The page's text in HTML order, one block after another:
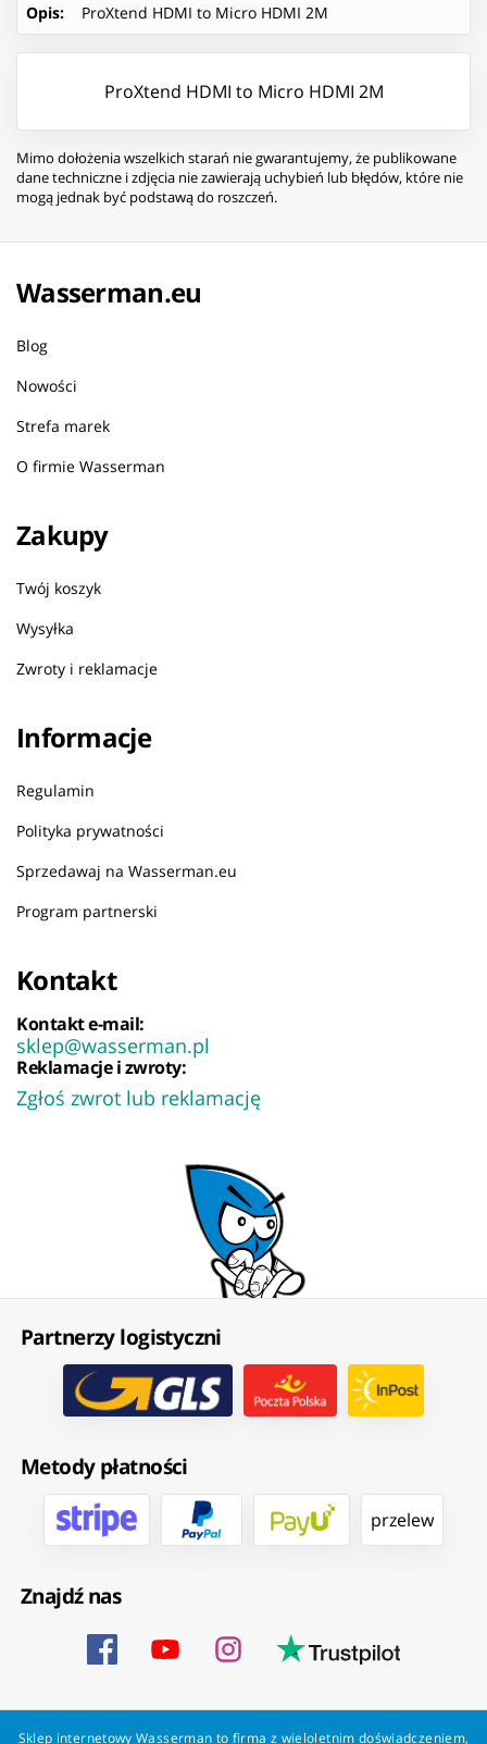
Opis: ProXtend HDMI to Micro HDMI 2M
ProXtend HDMI to Micro HDMI 2M
Mimo dołożenia wszelkich starań nie gwarantujemy, że publikowane
dane techniczne i zdjęcia nie zawierają uchybień lub błędów, które nie
mogą jednak być podstawą do roszczeń.
Wasserman.eu
Blog
Nowości
Strefa marek
O firmie Wasserman
Zakupy
Twój koszyk
Wysyłka
Zwroty i reklamacje
Informacje
Regulamin
Polityka prywatności
Sprzedawaj na Wasserman.eu
Program partnerski
Kontakt
Kontakt e-mail:
sklep@wasserman.pl
Reklamacje i zwroty:
Zgłoś zwrot lub reklamację
Partnerzy logistyczni
Metody płatności
przelew
Znajdź nas
Sklep internetowy Wasserman to firma z wieloletnim doświadczeniem,